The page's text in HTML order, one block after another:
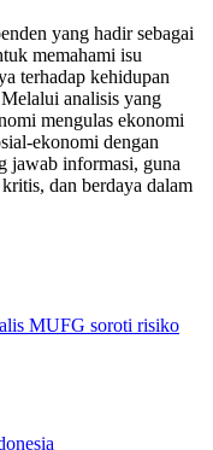
yang hadir sebagai
memahami isu
terhadap kehidupan
analisis yang
mengulas ekonomi
ekonomi dengan
jawab informasi, guna
dan berdaya dalam
MUFG soroti risiko